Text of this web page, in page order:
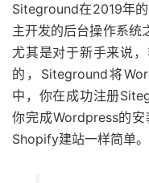
Siteground在2019年
主开发的后台操作系统
尤其是对于新手来说
的，Siteground将
中，你在成功注册
你完成Wordpress的
Shopify建站一样简单。